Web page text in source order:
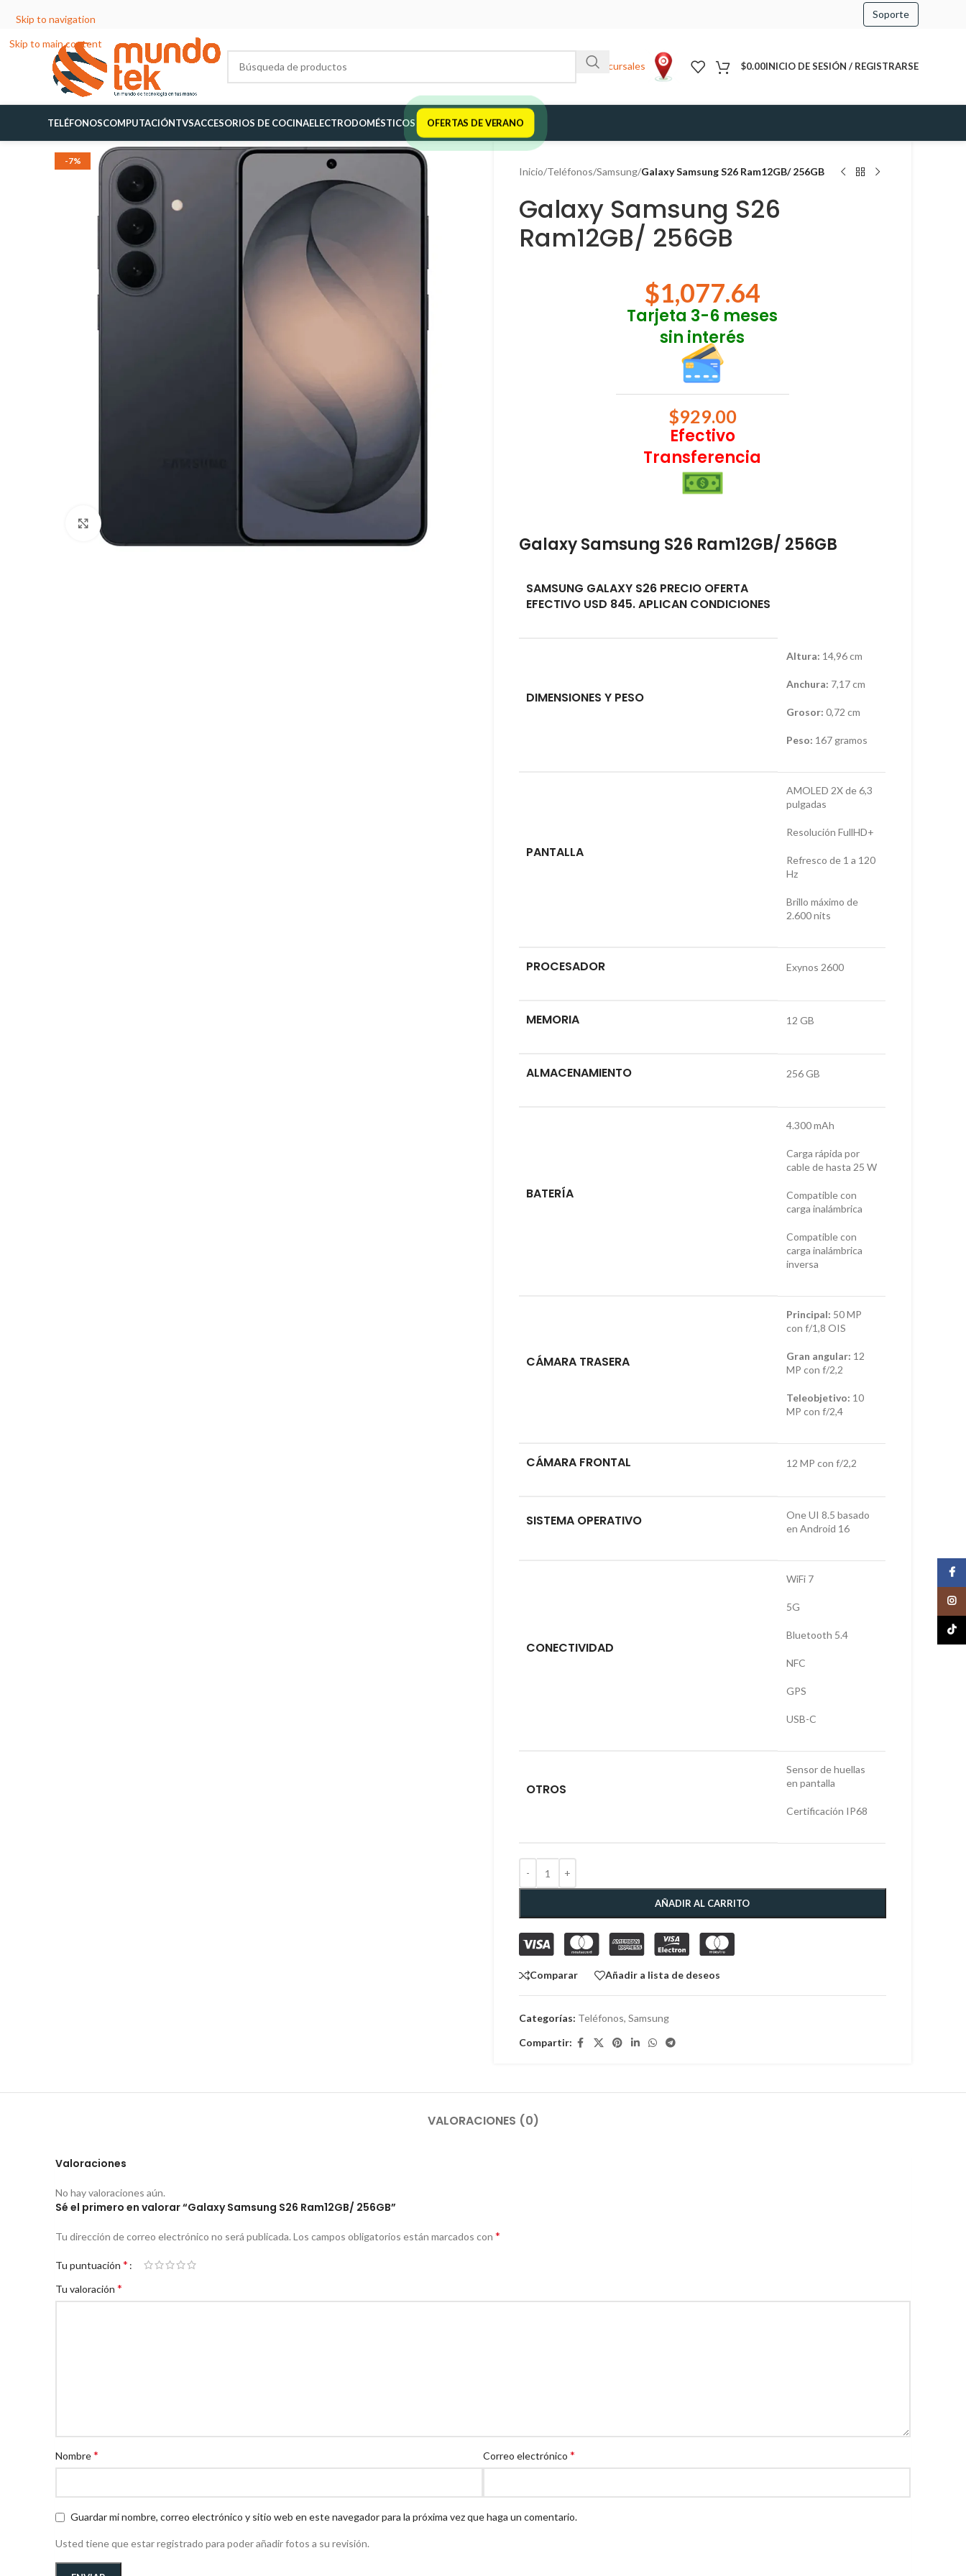
Skip to navigation
Skip to main content
Soporte
Sucursales $0.00INICIO DE SESIÓN / REGISTRARSE
TELÉFONOSCOMPUTACIÓNTVSACCESORIOS DE COCINAELECTRODOMÉSTICOS OFERTAS DE VERANO
-7%
Inicio/Teléfonos/Samsung/Galaxy Samsung S26 Ram12GB/ 256GB
Galaxy Samsung S26
Ram12GB/ 256GB
$1,077.64
Tarjeta 3-6 meses
sin interés
$929.00
Efectivo
Transferencia
Galaxy Samsung S26 Ram12GB/ 256GB
SAMSUNG GALAXY S26 PRECIO OFERTA
EFECTIVO USD 845. APLICAN CONDICIONES
DIMENSIONES Y PESO
Altura: 14,96 cm
Anchura: 7,17 cm
Grosor: 0,72 cm
Peso: 167 gramos
PANTALLA
AMOLED 2X de 6,3
pulgadas
Resolución FullHD+
Refresco de 1 a 120
Hz
Brillo máximo de
2.600 nits
PROCESADOR Exynos 2600
MEMORIA 12 GB
ALMACENAMIENTO 256 GB
BATERÍA
4.300 mAh
Carga rápida por
cable de hasta 25 W
Compatible con
carga inalámbrica
Compatible con
carga inalámbrica
inversa
CÁMARA TRASERA
Principal: 50 MP
con f/1,8 OIS
Gran angular: 12
MP con f/2,2
Teleobjetivo: 10
MP con f/2,4
CÁMARA FRONTAL 12 MP con f/2,2
SISTEMA OPERATIVO
One UI 8.5 basado
en Android 16
CONECTIVIDAD
WiFi 7
5G
Bluetooth 5.4
NFC
GPS
USB-C
OTROS
Sensor de huellas
en pantalla
Certificación IP68
AÑADIR AL CARRITO
Comparar Añadir a lista de deseos
Categorías: Teléfonos, Samsung
Compartir:
VALORACIONES (0)
Valoraciones
No hay valoraciones aún.
Sé el primero en valorar “Galaxy Samsung S26 Ram12GB/ 256GB”
Tu dirección de correo electrónico no será publicada. Los campos obligatorios están marcados con *
Tu puntuación *
Tu valoración *
Nombre* Correo electrónico *
Guardar mi nombre, correo electrónico y sitio web en este navegador para la próxima vez que haga un comentario.
Usted tiene que estar registrado para poder añadir fotos a su revisión.